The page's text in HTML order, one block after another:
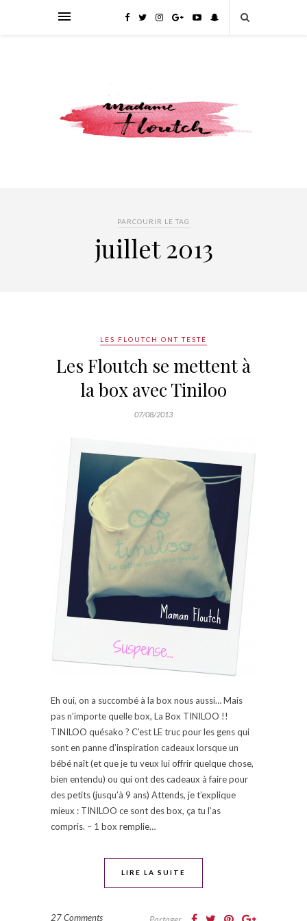
PARCOURIR LE TAG
juillet 2013
LES FLOUTCH ONT TESTÉ
Les Floutch se mettent à
la box avec Tiniloo
07/08/2013
Eh oui, on a succombé à la box nous aussi… Mais
pas n’importe quelle box, La Box TINILOO !!
TINILOO quésako ? C’est LE truc pour les gens qui
sont en panne d’inspiration cadeaux lorsque un
bébé naît (et que je tu veux lui offrir quelque chose,
bien entendu) ou qui ont des cadeaux à faire pour
des petits (jusqu’à 9 ans) Attends, je t’explique
mieux : TINILOO ce sont des box, ça tu l’as
compris. – 1 box remplie…
LIRE LA SUITE
27 Comments